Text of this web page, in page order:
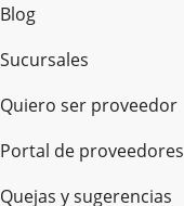
Blog
Sucursales
Quiero ser proveedor
Portal de proveedores
Quejas y sugerencias